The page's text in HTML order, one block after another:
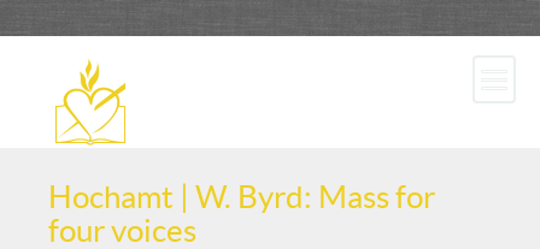
Hochamt | W. Byrd: Mass for
four voices